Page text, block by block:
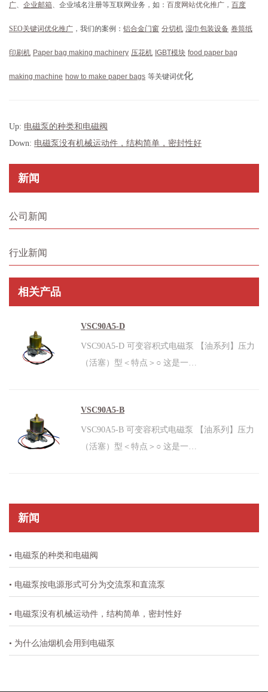
广、 企业邮箱、企业域名注册等互联网业务，如： 百度网站优化推广 ， 百度
SEO关键词优化推广 ，我们的案例： 铝合金门窗 分切机 湿巾包装设备 卷筒纸
印刷机 Paper bag making machinery 压花机 IGBT模块 food paper bag
making machine how to make paper bags 等关键词优化
Up: 电磁泵的种类和电磁阀
Down: 电磁泵没有机械运动件，结构简单，密封性好
新闻
公司新闻
行业新闻
相关产品
VSC90A5-D
VSC90A5-D 可变容积式电磁泵 【油系列】压力
（活塞）型＜特点＞○ 这是一…
VSC90A5-B
VSC90A5-B 可变容积式电磁泵 【油系列】压力
（活塞）型＜特点＞○ 这是一…
新闻
• 电磁泵的种类和电磁阀
• 电磁泵按电源形式可分为交流泵和直流泵
• 电磁泵没有机械运动件，结构简单，密封性好
• 为什么油烟机会用到电磁泵